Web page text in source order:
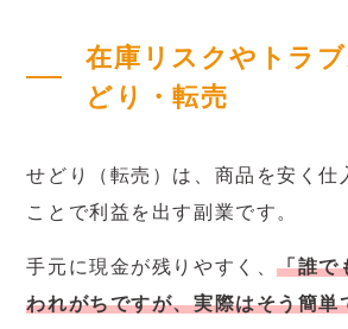
在庫リスクやトラ
どり・転売
せどり（転売）は、商品を安く仕
ことで利益を出す副業です。
手元に現金が残りやすく、「誰で
われがちですが、実際はそう簡単